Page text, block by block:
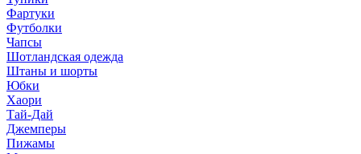
Фартуки
Футболки
Чапсы
Шотландская одежда
Штаны и шорты
Юбки
Хаори
Тай-Дай
Джемперы
Пижамы